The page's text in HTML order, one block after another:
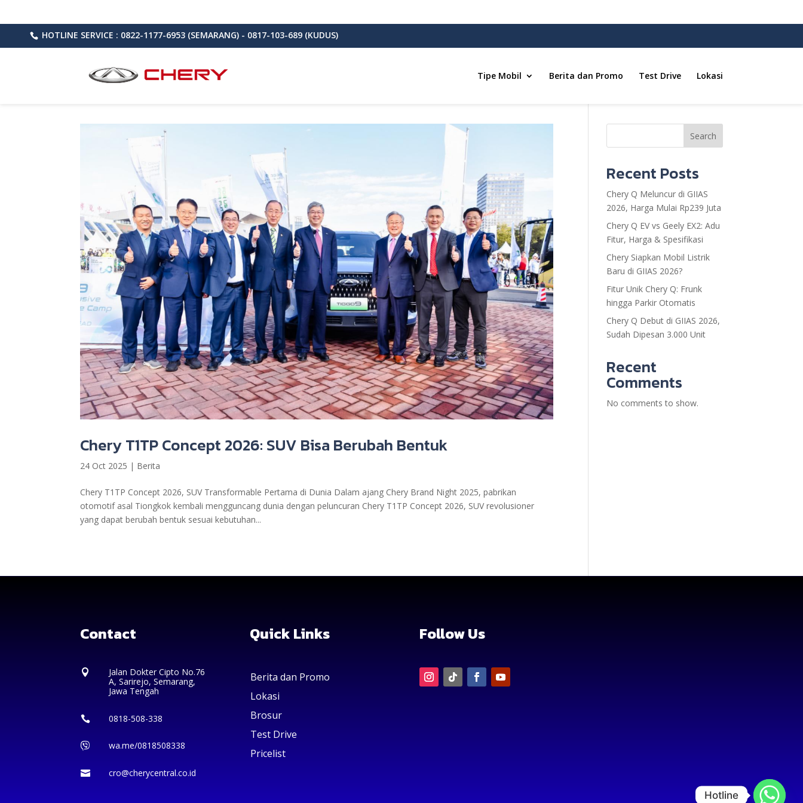
HOTLINE SERVICE : 0822-1177-6953 (SEMARANG) - 0817-103-689 (KUDUS)
Tipe Mobil Berita dan Promo Test Drive Lokasi
Chery T1TP Concept 2026: SUV Bisa Berubah Bentuk
24 Oct 2025 | Berita
Chery T1TP Concept 2026, SUV Transformable Pertama di Dunia Dalam ajang Chery Brand Night 2025, pabrikan
otomotif asal Tiongkok kembali mengguncang dunia dengan peluncuran Chery T1TP Concept 2026, SUV revolusioner
yang dapat berubah bentuk sesuai kebutuhan...
Search
Recent Posts
Chery Q Meluncur di GIIAS
2026, Harga Mulai Rp239 Juta
Chery Q EV vs Geely EX2: Adu
Fitur, Harga & Spesifikasi
Chery Siapkan Mobil Listrik
Baru di GIIAS 2026?
Fitur Unik Chery Q: Frunk
hingga Parkir Otomatis
Chery Q Debut di GIIAS 2026,
Sudah Dipesan 3.000 Unit
Recent
Comments
No comments to show.
Contact

Jalan Dokter Cipto No.76
A, Sarirejo, Semarang,
Jawa Tengah
 0818-508-338
 wa.me/0818508338
 cro@cherycentral.co.id
Quick Links
Berita dan Promo
Lokasi
Brosur
Test Drive
Pricelist
Follow Us
Hotline